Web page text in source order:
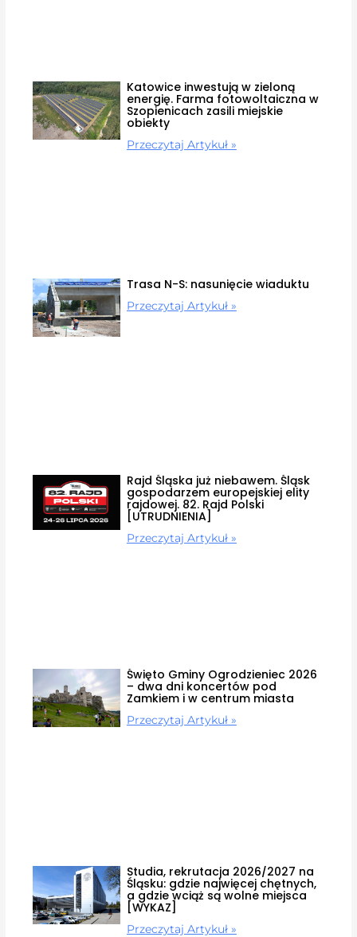
Katowice inwestują w zieloną
energię. Farma fotowoltaiczna w
Szopienicach zasili miejskie
obiekty
Przeczytaj Artykuł »
Trasa N-S: nasunięcie wiaduktu
Przeczytaj Artykuł »
Rajd Śląska już niebawem. Śląsk
gospodarzem europejskiej elity
rajdowej. 82. Rajd Polski
[UTRUDNIENIA]
Przeczytaj Artykuł »
Święto Gminy Ogrodzieniec 2026
– dwa dni koncertów pod
Zamkiem i w centrum miasta
Przeczytaj Artykuł »
Studia, rekrutacja 2026/2027 na
Śląsku: gdzie najwięcej chętnych,
a gdzie wciąż są wolne miejsca
[WYKAZ]
Przeczytaj Artykuł »